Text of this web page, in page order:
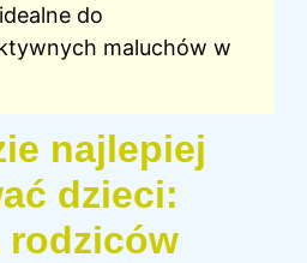
do
maluchów w
najlepiej
dzieci:
rodziców